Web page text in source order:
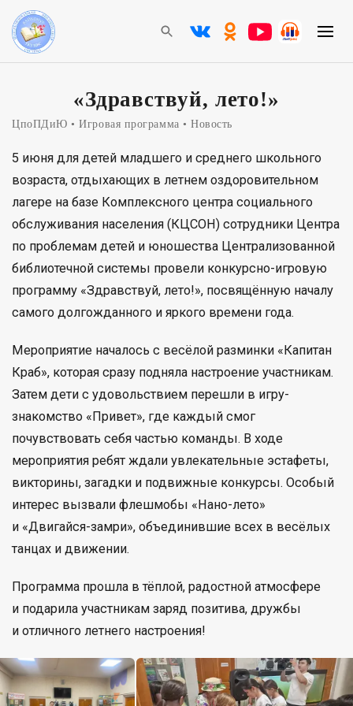
«Здравствуй, лето!»
ЦпоПДиЮ Игровая программа Новость
5 июня для детей младшего и среднего школьного
возраста, отдыхающих в летнем оздоровительном
лагере на базе Комплексного центра социального
обслуживания населения (КЦСОН) сотрудники Центра
по проблемам детей и юношества Централизованной
библиотечной системы провели конкурсно-игровую
программу «Здравствуй, лето!», посвящённую началу
самого долгожданного и яркого времени года.
Мероприятие началось с весёлой разминки «Капитан
Краб», которая сразу подняла настроение участникам.
Затем дети с удовольствием перешли в игру-
знакомство «Привет», где каждый смог
почувствовать себя частью команды. В ходе
мероприятия ребят ждали увлекательные эстафеты,
викторины, загадки и подвижные конкурсы. Особый
интерес вызвали флешмобы «Нано-лето»
и «Двигайся-замри», объединившие всех в весёлых
танцах и движении.
Программа прошла в тёплой, радостной атмосфере
и подарила участникам заряд позитива, дружбы
и отличного летнего настроения!